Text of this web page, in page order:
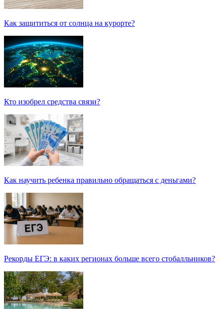
Как защититься от солнца на курорте?
Кто изобрел средства связи?
Как научить ребенка правильно обращаться с деньгами?
Рекорды ЕГЭ: в каких регионах больше всего стобалльников?